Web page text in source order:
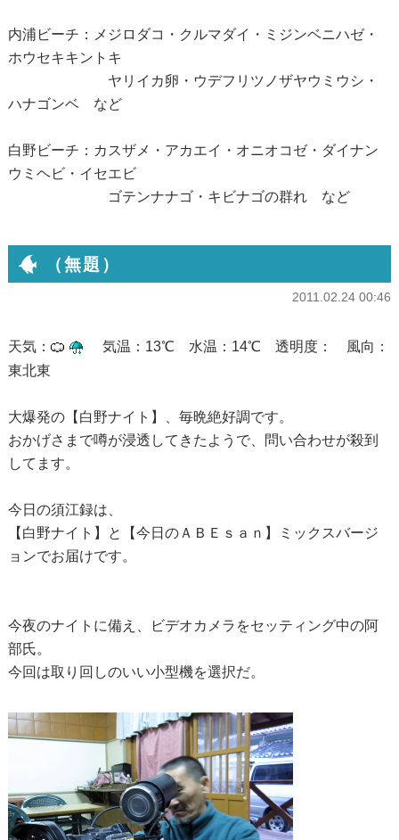
内浦ビーチ：メジロダコ・クルマダイ・ミジンベニハゼ・
ホウセキキントキ
ヤリイカ卵・ウデフリツノザヤウミウシ・
ハナゴンベ など
白野ビーチ：カスザメ・アカエイ・オニオコゼ・ダイナン
ウミヘビ・イセエビ
ゴテンナナゴ・キビナゴの群れ など
（無題）
2011.02.24 00:46
天気：
気温：13℃ 水温：14℃ 透明度： 風向：
東北東
大爆発の【白野ナイト】、毎晩絶好調です。
おかげさまで噂が浸透してきたようで、問い合わせが殺到
してます。
今日の須江録は、
【白野ナイト】と【今日のＡＢＥｓａｎ】ミックスバージ
ョンでお届けです。
今夜のナイトに備え、ビデオカメラをセッティング中の阿
部氏。
今回は取り回しのいい小型機を選択だ。